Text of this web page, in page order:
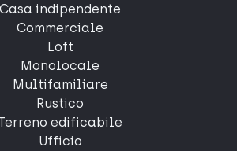
Casa indipendente
Commerciale
Loft
Monolocale
Multifamiliare
Rustico
edificabile
Ufficio